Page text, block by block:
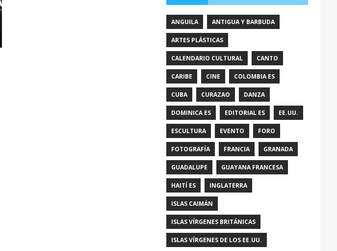
ANGUILA ANTIGUA Y BARBUDA
ARTES PLÁSTICAS
CALENDARIO CULTURAL CANTO
CARIBE CINE COLOMBIA ES
CUBA CURAZAO DANZA
DOMINICA ES EDITORIAL ES EE.UU.
ESCULTURA EVENTO FORO
FOTOGRAFÍA FRANCIA GRANADA
GUADALUPE GUAYANA FRANCESA
HAITÍ ES INGLATERRA
ISLAS CAIMÁN
ISLAS VÍRGENES BRITÁNICAS
ISLAS VÍRGENES DE LOS EE.UU.